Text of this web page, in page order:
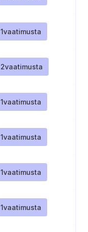
1vaatimusta
2vaatimusta
1vaatimusta
1vaatimusta
1vaatimusta
1vaatimusta